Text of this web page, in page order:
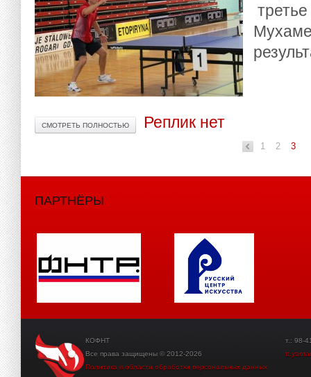
СМОТРЕТЬ ПОЛНОСТЬЮ Реплик нет
«
1 2 3
ПАРТНЁРЫ
КОФНТ
Все права защищены © 2012-2026
Политика в области обработки персональных данных
т.: 98-41-